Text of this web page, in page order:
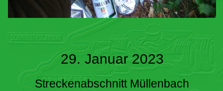
29. Januar 2023
Streckenabschnitt Müllenbach